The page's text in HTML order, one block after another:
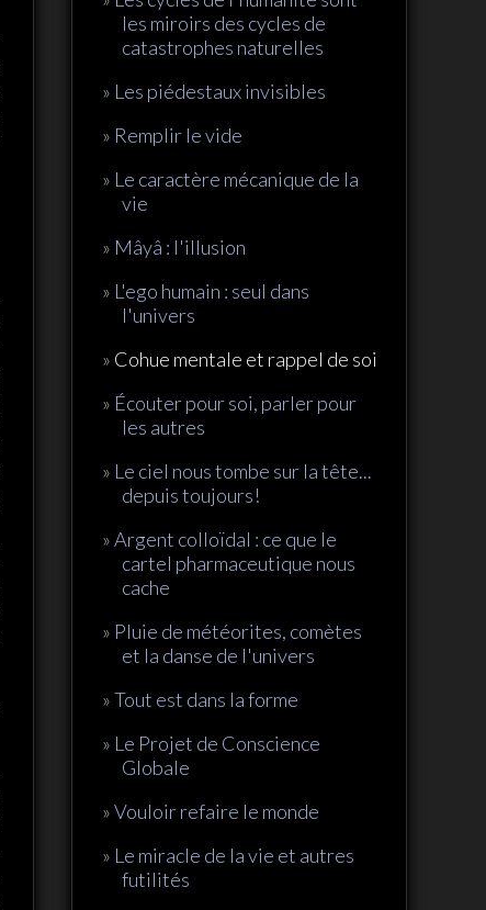
les miroirs des cycles de
catastrophes naturelles
Les piédestaux invisibles
Remplir le vide
Le caractère mécanique de la
vie
Mâyâ : l'illusion
L'ego humain : seul dans
l'univers
Cohue mentale et rappel de soi
Écouter pour soi, parler pour
les autres
Le ciel nous tombe sur la tête...
depuis toujours!
Argent colloïdal : ce que le
cartel pharmaceutique nous
cache
Pluie de météorites, comètes
et la danse de l'univers
Tout est dans la forme
Le Projet de Conscience
Globale
Vouloir refaire le monde
Le miracle de la vie et autres
futilités